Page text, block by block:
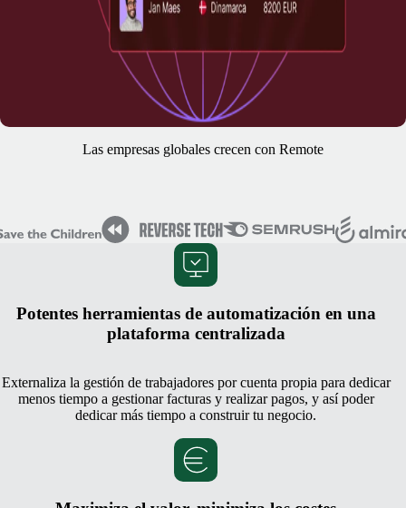
Las empresas globales crecen con Remote
Potentes herramientas de automatización en una
plataforma centralizada
Externaliza la gestión de trabajadores por cuenta propia para dedicar
menos tiempo a gestionar facturas y realizar pagos, y así poder
dedicar más tiempo a construir tu negocio.